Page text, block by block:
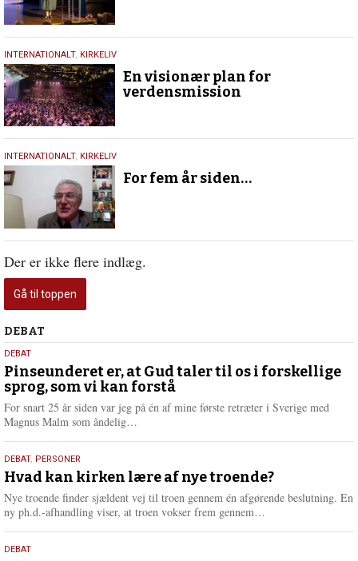
26.
juli
2025
INTERNATIONALT, KIRKELIV
En visionær plan for
verdensmission
10.
marts
2021
INTERNATIONALT, KIRKELIV
For fem år siden…
Der er ikke flere indlæg.
Gå til toppen
Debat
DEBAT
5.
august
2026
DEBAT
Pinseunderet er, at Gud taler til os i forskellige
sprog, som vi kan forstå
For snart 25 år siden var jeg på én af mine første retræter i Sverige med
Magnus Malm som åndelig…
e
e
25.
juli
2026
DEBAT, PERSONER
Hvad kan kirken lære af nye troende?
Nye troende finder sjældent vej til troen gennem én afgørende beslutning. En
ny ph.d.-afhandling viser, at troen vokser frem gennem…
9.
DEBAT